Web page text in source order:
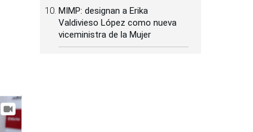
MIMP: designan a Erika
Valdivieso López como nueva
viceministra de la Mujer